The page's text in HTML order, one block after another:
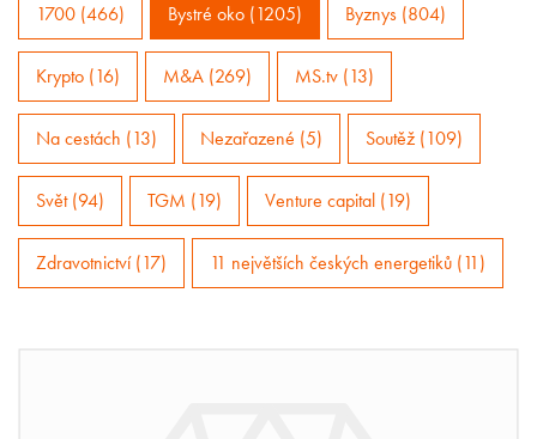
1700 (466) Bystré oko (1205) Byznys (804)
Krypto (16) M&A (269) MS.tv (13)
Na cestách (13) Nezařazené (5) Soutěž (109)
Svět (94) TGM (19) Venture capital (19)
Zdravotnictví (17) 11 největších českých energetiků (11)